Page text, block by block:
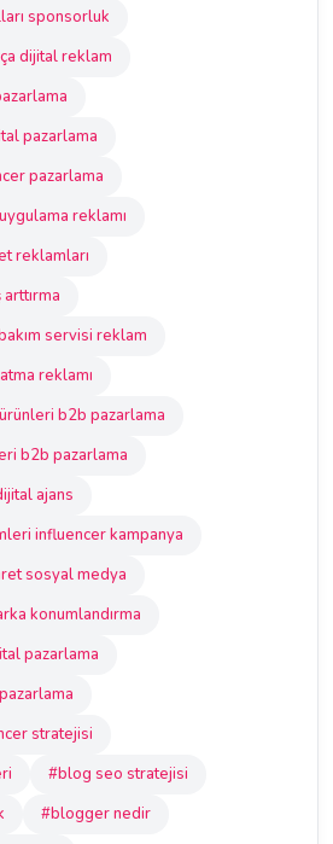
sponsorluk
dijital reklam
pazarlama
pazarlama
reklamı
reklamları
servisi reklam
reklamı
b2b pazarlama
b2b pazarlama
ajans
influencer kampanya
sosyal medya
konumlandırma
pazarlama
stratejisi
#blog seo stratejisi
#blogger nedir